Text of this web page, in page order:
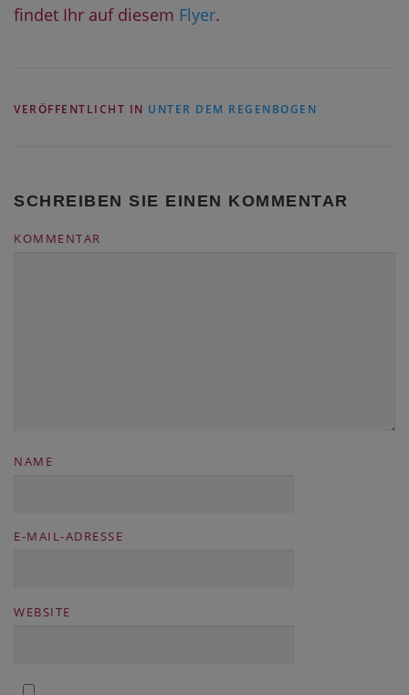
findet Ihr auf diesem Flyer.
VERÖFFENTLICHT IN UNTER DEM REGENBOGEN
SCHREIBEN SIE EINEN KOMMENTAR
KOMMENTAR
NAME
E-MAIL-ADRESSE
WEBSITE